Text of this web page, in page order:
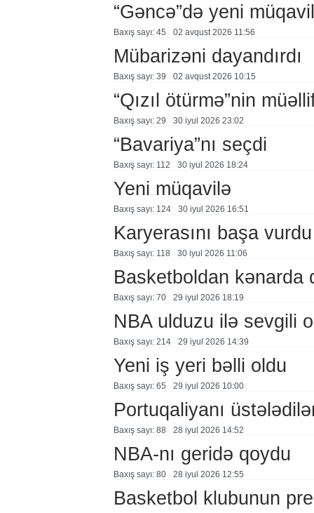
“Gəncə”də yeni
Baxış sayı: 45 02 avqust 2026 11:56
Mübarizəni dayandırdı
Baxış sayı: 39 02 avqust 2026 10:15
“Qızıl ötürmə”nin
Baxış sayı: 29 30 i̇yul 2026 23:02
“Bavariya”nı seçdi
Baxış sayı: 112 30 i̇yul 2026 18:24
Yeni müqavilə
Baxış sayı: 124 30 i̇yul 2026 16:51
Karyerasını başa vurdu
Baxış sayı: 118 30 i̇yul 2026 11:06
Basketboldan kənarda
Baxış sayı: 70 29 i̇yul 2026 18:19
NBA ulduzu ilə sevgili
Baxış sayı: 214 29 i̇yul 2026 14:39
Yeni iş yeri bəlli oldu
Baxış sayı: 65 29 i̇yul 2026 10:00
Portuqaliyanı
Baxış sayı: 88 28 i̇yul 2026 14:52
NBA-nı geridə qoydu
Baxış sayı: 80 28 i̇yul 2026 12:55
Basketbol klubunun